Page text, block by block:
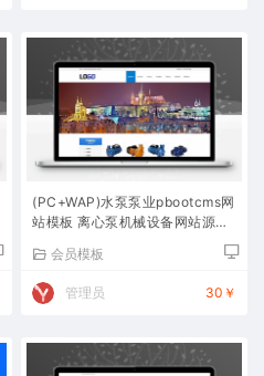
(PC+WAP)水泵泵业pbootcms网
站模板 离心泵机械设备网站源码
会员模板
管理员 30￥